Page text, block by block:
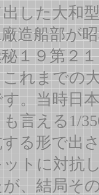
した大和
造船部が
１９第２
れまでの
。当時日
言える1/
る形で出
トに対抗
、結局そ